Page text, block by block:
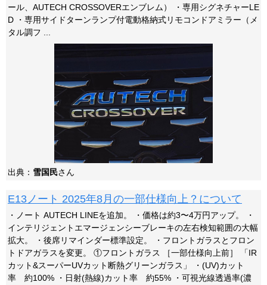
ール、AUTECH CROSSOVERエンブレム） ・専用シグネチャーLE
D ・専用サイドターンランプ付電動格納式リモコンドアミラー（メ
タル調フ ...
出典： 雪国民さん
E13ノート 2025年8月の一部仕様向上？について
・ノート AUTECH LINEを追加。 ・価格は約3〜4万円アップ。 ・
インテリジェントエマージェンシーブレーキの左右検知範囲の大幅
拡大。 ・後席リマインダー標準設定。 ・フロントガラスとフロン
トドアガラスを変更。 ①フロントガラス ［一部仕様向上前］ 「IR
カット&スーパーUVカット断熱グリーンガラス」 ・(UV)カット
率 約100% ・日射(熱線)カット率 約55% ・可視光線透過率(濃